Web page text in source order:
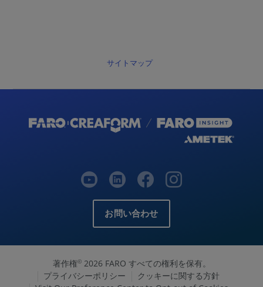
サイトマップ
お問い合わせ
著作権©2026 FARO すべての権利を保有。
プライバシーポリシー
クッキーに関する方針